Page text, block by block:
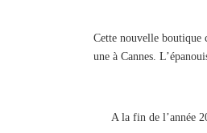
Cette nouvelle boutique
une à Cannes.
A la fin de l’année